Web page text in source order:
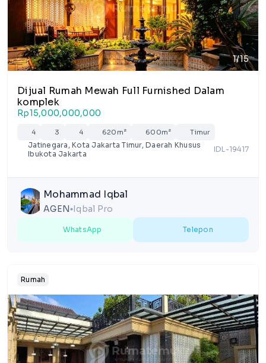
1/15
Dijual Rumah Mewah Full Furnished Dalam
komplek
Rp15,000,000,000
4 3 4 620m² 600m² Timur
Jatinegara, Kota Jakarta Timur, Daerah Khusus
Ibukota Jakarta
IDL-19417
Mohammad Iqbal
AGEN lens Iqbal Pro
WhatsApp Telepon
Rumah